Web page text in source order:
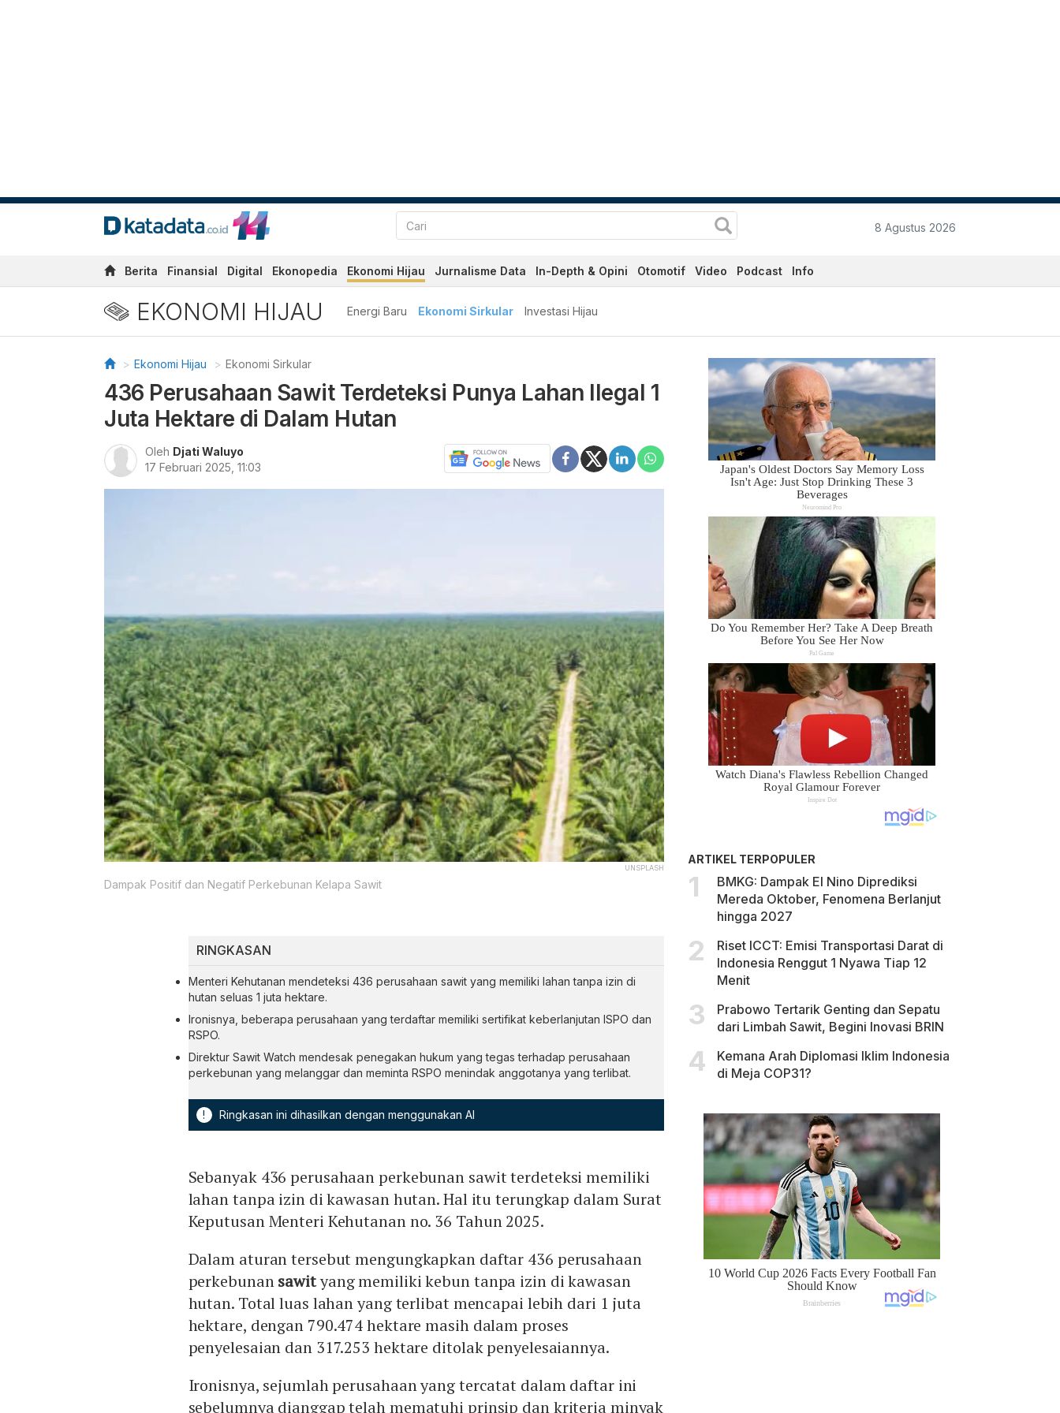
8 Agustus 2026
Berita Finansial Digital Ekonopedia Ekonomi Hijau Jurnalisme Data In-Depth & Opini Otomotif Video Podcast Info
EKONOMI HIJAU Energi Baru Ekonomi Sirkular Investasi Hijau
Ekonomi Hijau Ekonomi Sirkular
436 Perusahaan Sawit Terdeteksi Punya Lahan Ilegal 1
Juta Hektare di Dalam Hutan
Oleh Djati Waluyo
17 Februari 2025, 11:03
UNSPLASH
Dampak Positif dan Negatif Perkebunan Kelapa Sawit
RINGKASAN
Menteri Kehutanan mendeteksi 436 perusahaan sawit yang memiliki lahan tanpa izin di
hutan seluas 1 juta hektare.
Ironisnya, beberapa perusahaan yang terdaftar memiliki sertifikat keberlanjutan ISPO dan
RSPO.
Direktur Sawit Watch mendesak penegakan hukum yang tegas terhadap perusahaan
perkebunan yang melanggar dan meminta RSPO menindak anggotanya yang terlibat.
! Ringkasan ini dihasilkan dengan menggunakan AI
Sebanyak 436 perusahaan perkebunan sawit terdeteksi memiliki
lahan tanpa izin di kawasan hutan. Hal itu terungkap dalam Surat
Keputusan Menteri Kehutanan no. 36 Tahun 2025.
Dalam aturan tersebut mengungkapkan daftar 436 perusahaan
perkebunansawityang memiliki kebun tanpa izin di kawasan
hutan. Total luas lahan yang terlibat mencapai lebih dari 1 juta
hektare, dengan 790.474 hektare masih dalam proses
penyelesaian dan 317.253 hektare ditolak penyelesaiannya.
Ironisnya, sejumlah perusahaan yang tercatat dalam daftar ini
sebelumnya dianggap telah mematuhi prinsip dan kriteria minyak
ARTIKEL TERPOPULER
BMKG: Dampak El Nino Diprediksi
Mereda Oktober, Fenomena Berlanjut
hingga 2027
Riset ICCT: Emisi Transportasi Darat di
Indonesia Renggut 1 Nyawa Tiap 12
Menit
Prabowo Tertarik Genting dan Sepatu
dari Limbah Sawit, Begini Inovasi BRIN
Kemana Arah Diplomasi Iklim Indonesia
di Meja COP31?